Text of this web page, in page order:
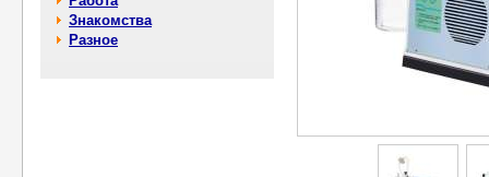
Знакомства
Разное